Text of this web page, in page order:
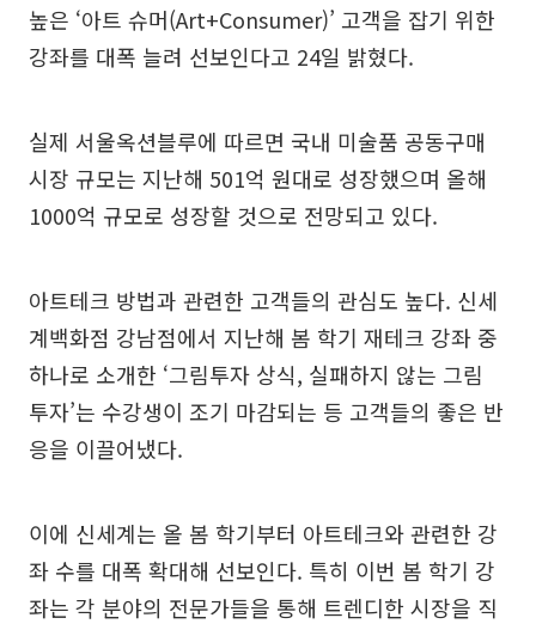
높은 ‘아트 슈머(Art+Consumer)’ 고객을 잡기 위한
강좌를 대폭 늘려 선보인다고 24일 밝혔다.
실제 서울옥션블루에 따르면 국내 미술품 공동구매
시장 규모는 지난해 501억 원대로 성장했으며 올해
1000억 규모로 성장할 것으로 전망되고 있다.
아트테크 방법과 관련한 고객들의 관심도 높다. 신세
계백화점 강남점에서 지난해 봄 학기 재테크 강좌 중
하나로 소개한 ‘그림투자 상식, 실패하지 않는 그림
투자’는 수강생이 조기 마감되는 등 고객들의 좋은 반
응을 이끌어냈다.
이에 신세계는 올 봄 학기부터 아트테크와 관련한 강
좌 수를 대폭 확대해 선보인다. 특히 이번 봄 학기 강
좌는 각 분야의 전문가들을 통해 트렌디한 시장을 직